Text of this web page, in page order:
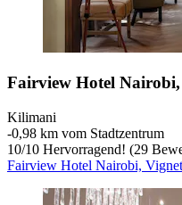
Fairview Hotel
Kilimani
‐0,98 km vom Stadtzentrum
10/10 Hervorragend! (29
Fairview Hotel Nairobi,